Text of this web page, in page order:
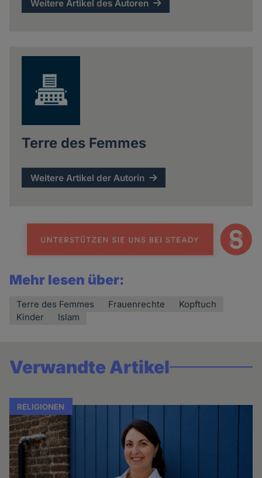
Weitere Artikel des Autoren
Terre des Femmes
Weitere Artikel der Autorin
Mehr lesen über:
Terre des Femmes Frauenrechte
Kopftuch
Kinder
Islam
Verwandte Artikel
RELIGIONEN